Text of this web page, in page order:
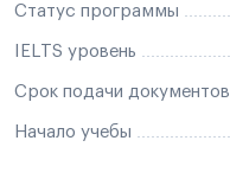
Статус программы
IELTS уровень
Срок подачи документов
Начало учебы